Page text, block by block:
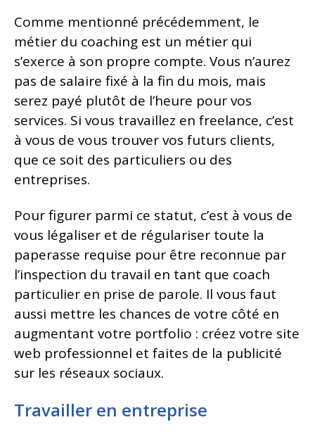
Comme mentionné précédemment, le
métier du coaching est un métier qui
s’exerce à son propre compte. Vous n’aurez
pas de salaire fixé à la fin du mois, mais
serez payé plutôt de l’heure pour vos
services. Si vous travaillez en freelance, c’est
à vous de vous trouver vos futurs clients,
que ce soit des particuliers ou des
entreprises.
Pour figurer parmi ce statut, c’est à vous de
vous légaliser et de régulariser toute la
paperasse requise pour être reconnue par
l’inspection du travail en tant que coach
particulier en prise de parole. Il vous faut
aussi mettre les chances de votre côté en
augmentant votre portfolio : créez votre site
web professionnel et faites de la publicité
sur les réseaux sociaux.
Travailler en entreprise